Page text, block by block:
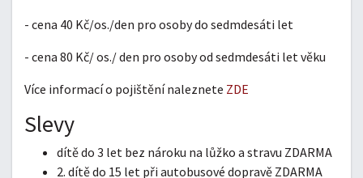
- cena 40 Kč/os./den pro osoby do sedmdesáti let
- cena 80 Kč/ os./ den pro osoby od sedmdesáti let věku
Více informací o pojištění naleznete ZDE
Slevy
dítě do 3 let bez nároku na lůžko a stravu ZDARMA
2. dítě do 15 let při autobusové dopravě ZDARMA